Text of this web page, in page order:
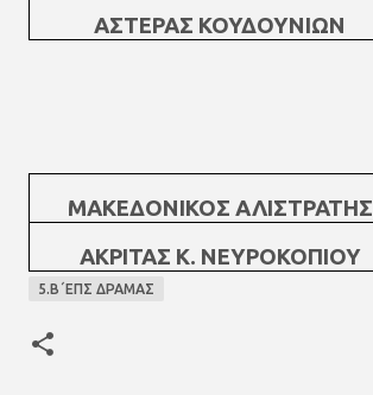
ΑΣΤΕΡΑΣ ΚΟΥΔΟΥΝΙΩΝ
ΜΑΚΕΔΟΝΙΚΟΣ ΑΛΙΣΤΡΑΤΗΣ
ΑΚΡΙΤΑΣ Κ. ΝΕΥΡΟΚΟΠΙΟΥ
5.Β΄ΕΠΣ ΔΡΑΜΑΣ